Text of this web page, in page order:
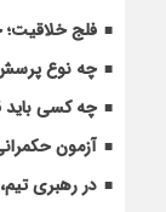
فلج خلاقیت؛
چه نوع
چه کسی باید
آزمون
در رهبری